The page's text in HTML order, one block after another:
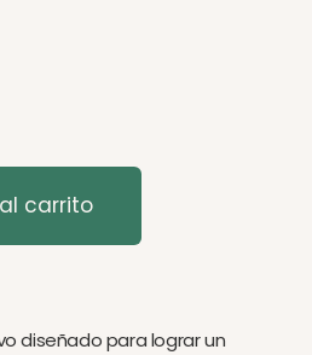
carrito
diseñado para lograr un